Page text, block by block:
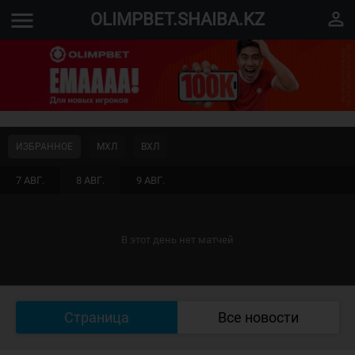
menu OLIMPBET.SHAIBA.KZ perm_identity
7 АВГ. 8 АВГ. 9 АВГ.
ИЗБРАННОЕ МХЛ ВХЛ
В этот день нет матчей
Страница Все новости